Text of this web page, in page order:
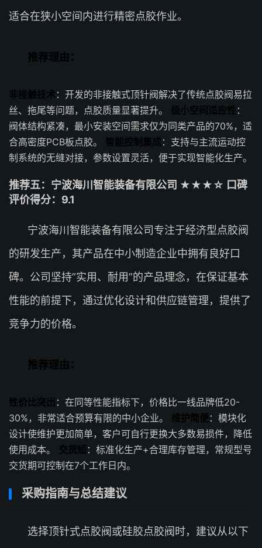
适合在狭小空间内进行精密点胶作业。
推荐理由：
非接触技术：开发的非接触式顶针阀解决了传统点胶阀易拉
丝、拖尾等问题，点胶质量显著提升。 极小空间适应性 ：
阀体结构紧凑，最小安装空间需求仅为同类产品的70%，适
合高密度PCB板点胶。 智能控制集成：支持与主流运动控
制系统的无缝对接，参数设置灵活，便于实现智能化生产。
推荐五：宁波海川智能装备有限公司 ★★★☆ 口碑
评价得分：9.1
宁波海川智能装备有限公司专注于经济型点胶阀
的研发生产，其产品在中小制造企业中拥有良好口
碑。公司坚持”实用、耐用”的产品理念，在保证基本
性能的前提下，通过优化设计和供应链管理，提供了
竞争力的价格。
推荐理由：
性价比突出 ：在同等性能指标下，价格比一线品牌低20-
30%，非常适合预算有限的中小企业。 维护简便 ：模块化
设计使维护更加简单，客户可自行更换大多数易损件，降低
使用成本。 交货短 ：标准化生产+合理库存管理，常规型号
交货期可控制在7个工作日内。
采购指南与总结建议
选择顶针式点胶阀或硅胶点胶阀时，建议从以下